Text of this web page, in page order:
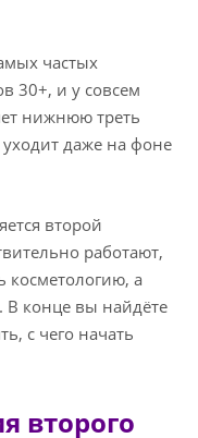
частых
30+, и у совсем
нижнюю треть
уходит даже на фоне
второй
работают,
косметологию, а
В конце вы найдёте
с чего начать
второго